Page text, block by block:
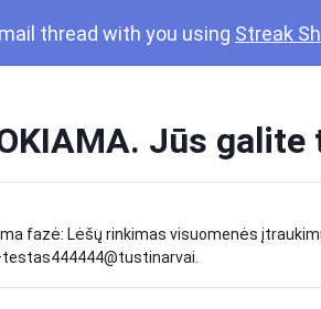
thread with you using Streak
Jūs
fazė: Lėšų rinkimas visuomenės